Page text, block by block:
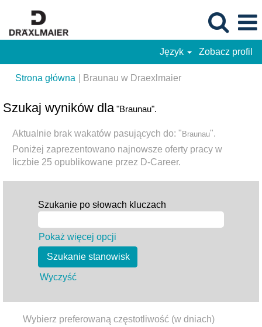
Język Zobacz profil
Strona główna Braunau w Draexlmaier(bieżąca
Szukaj wyników dla "Braunau".
Aktualnie brak wakatów pasujących do: " Braunau".
Poniżej zaprezentowano najnowsze oferty pracy w
liczbie 25 opublikowane przez D-Career.
Szukanie po słowach kluczach
Pokaż więcej opcji
Wyczyść
Wybierz preferowaną częstotliwość (w dniach)